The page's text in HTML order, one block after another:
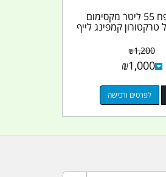
מרסס נפח 55 ליטר מקסימום
קמפינג לייף
₪1,200
₪1,000
לפרטים ורכישה